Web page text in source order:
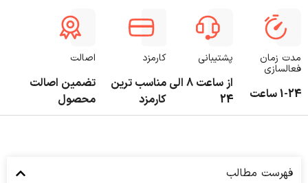
مدت زمان
فعالسازی
1-24 ساعت
پشتیبانی
از ساعت 8 الی
24
کارمزد
مناسب ترین
کارمزد
اصالت
تضمین اصالت
محصول
فهرست مطالب